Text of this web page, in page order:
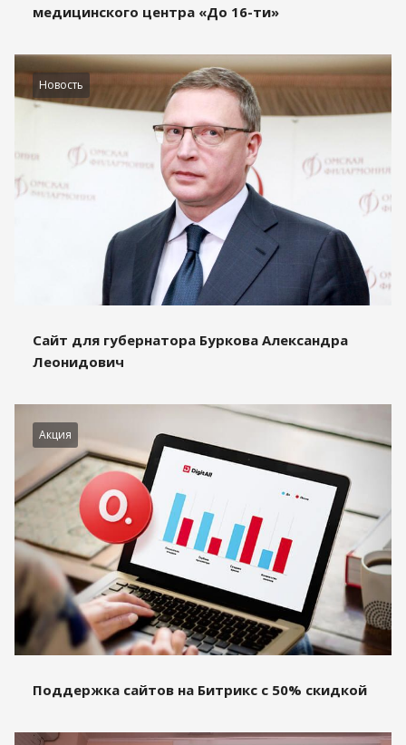
медицинского центра «До 16-ти»
Новость
Сайт для губернатора Буркова Александра
Леонидович
Акция
Поддержка сайтов на Битрикс с 50% скидкой